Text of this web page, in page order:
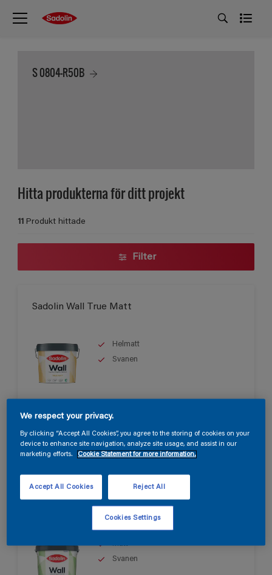
S 0804-R50B
Hitta produkterna för ditt projekt
11 Produkt hittade
Filter
Sadolin Wall True Matt
Helmatt
Svanen
Sadolin Wall Matt
Matt
Svanen
We respect your privacy.
By clicking “Accept All Cookies”, you agree to the storing of cookies on your
device to enhance site navigation, analyze site usage, and assist in our
marketing efforts.
Cookie Statement for more information.
Reject All
Accept All Cookies
Cookies Settings